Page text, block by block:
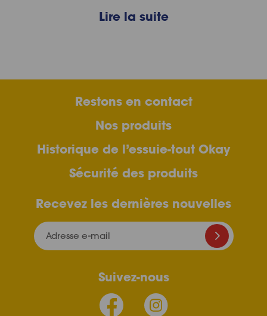
Lire la suite
Restons en contact
Nos produits
Historique de l’essuie-tout Okay
Sécurité des produits
Recevez les dernières nouvelles
Adresse e-mail
Suivez-nous